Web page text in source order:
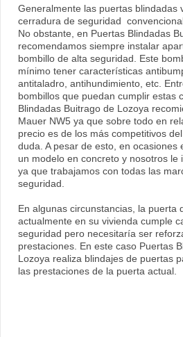
Generalmente las puertas blindadas
cerradura de seguridad
No obstante, en Puertas Blindadas
recomendamos siempre instalar
bombillo de alta seguridad. Este
mínimo tener características
antitaladro, antihundimiento, etc.
bombillos que puedan cumplir estas
Blindadas Buitrago de Lozoya
Mauer NW5 ya que sobre todo en
precio es de los más competitivos
duda. A pesar de esto, en ocasiones
un modelo en concreto y nosotros le
ya que trabajamos con todas las
seguridad.
En algunas circunstancias, la puerta
actualmente en su vivienda cumple
seguridad pero necesitaría ser
prestaciones. En este caso Puertas
Lozoya realiza blindajes de puertas
las prestaciones de la puerta actual.